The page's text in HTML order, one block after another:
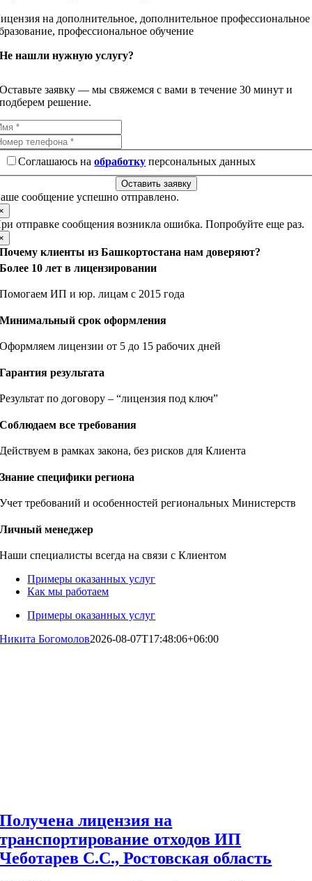
на дополнительное, дополнительное профессиональное
профессиональное обучение
Не нашли нужную услугу?
Оставьте заявку — мы свяжемся с вами в течение 30 минут и
подберем решение.
Соглашаюсь наобработку персональных данных
Оставить заявку
сообщение успешно отправлено.
отправке сообщения возникла ошибка. Попробуйте еще раз.
Почему клиенты из Башкортостана нам доверяют?
Более 10 лет в лицензировании
Помогаем ИП и юр. лицам с 2015 года
Минимальный срок оформления
Оформляем лицензии от 5 до 15 рабочих дней
Гарантия результата
Результат по договору – “лицензия под ключ”
Соблюдаем все требования
Действуем в рамках закона, без рисков для Клиента
Знание специфики региона
Учет требований и особенностей региональных Министерств
Личный менеджер
Наши специалисты всегда на связи с Клиентом
Примеры оказанных услуг
Как мы работаем
Примеры оказанных услуг
Никита Богомолов2026-08-07T17:48:06+06:00
Получена лицензия на
транспортирование отходов ИП
Чеботарев С.С., Ростовская область